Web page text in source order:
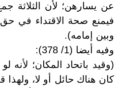
عن يسارهن؛ لأن الثلاثة
فيمنع صحة الاقتداء في
وبين إمامه).
وفيه أيضا (1/ 378):
(وقيد باتحاد المكان؛ لأنه
كان هناك حائل أو لا،